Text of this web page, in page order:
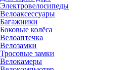
Электровелосипеды
Велоаксессуары
Багажники
Боковые колёса
Велоаптечка
Велозамки
Тросовые замки
Велокамеры